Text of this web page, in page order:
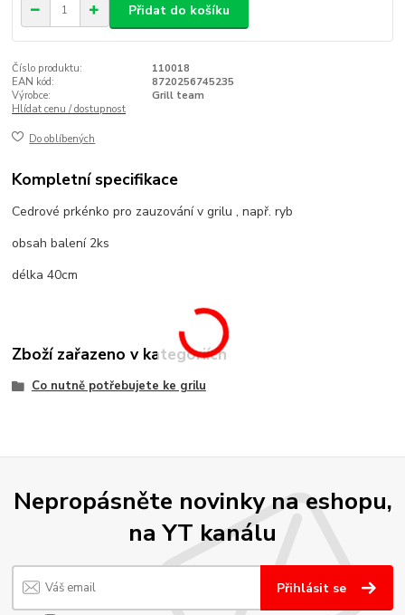
Přidat do košíku
Číslo produktu:
110018
EAN kód:
8720256745235
Výrobce:
Grill team
Hlídat cenu / dostupnost
Do oblíbených
Kompletní specifikace
Cedrové prkénko pro zauzování v grilu , např. ryb
obsah balení 2ks
délka 40cm
Zboží zařazeno v kategoriích
Co nutně potřebujete ke grilu
Nepropásněte novinky na eshopu,
na YT kanálu
Přihlásit se